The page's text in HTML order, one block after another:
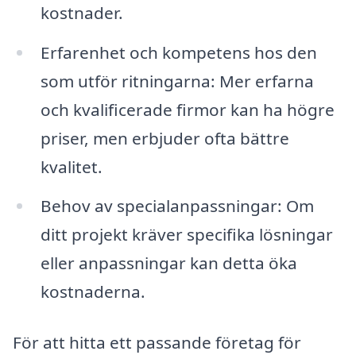
kostnader.
Erfarenhet och kompetens hos den
som utför ritningarna: Mer erfarna
och kvalificerade firmor kan ha högre
priser, men erbjuder ofta bättre
kvalitet.
Behov av specialanpassningar: Om
ditt projekt kräver specifika lösningar
eller anpassningar kan detta öka
kostnaderna.
För att hitta ett passande företag för